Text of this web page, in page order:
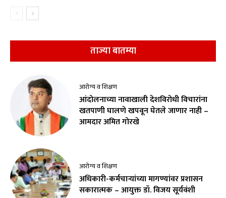
ताज्या बातम्या
आरोग्य व शिक्षण
आंदोलनाच्या नावाखाली देशविरोधी विचारांना
खतपाणी घालणे खपवून घेतले जाणार नाही –
आमदार अमित गोरखे
आरोग्य व शिक्षण
अधिकारी-कर्मचाऱ्यांच्या मागण्यांवर प्रशासन
सकारात्मक – आयुक्त डॉ. विजय सूर्यवंशी